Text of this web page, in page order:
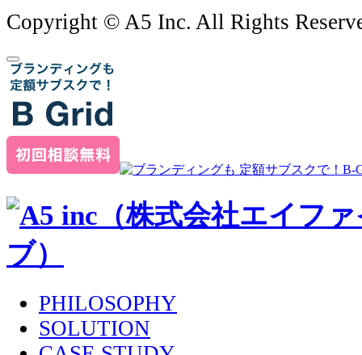
Copyright © A5 Inc. All Rights
PHILOSOPHY
SOLUTION